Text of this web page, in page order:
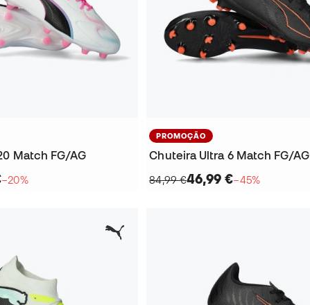
Match FG/AG
−20%
PROMOÇÃO
Chuteira Ultra 6 Match FG/AG
84,99 €46,99 €−45%